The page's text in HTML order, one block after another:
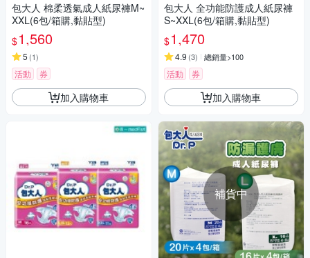
包大人 棉柔透氣成人紙尿褲M~
XXL(6包/箱購,黏貼型)
$1,560
5 (1)
活動 券
加入購物車
包大人 全功能防護成人紙尿褲
S~XXL(6包/箱購,黏貼型)
$1,470
4.9 (3) 總銷量>100
活動 券
加入購物車
補貨中